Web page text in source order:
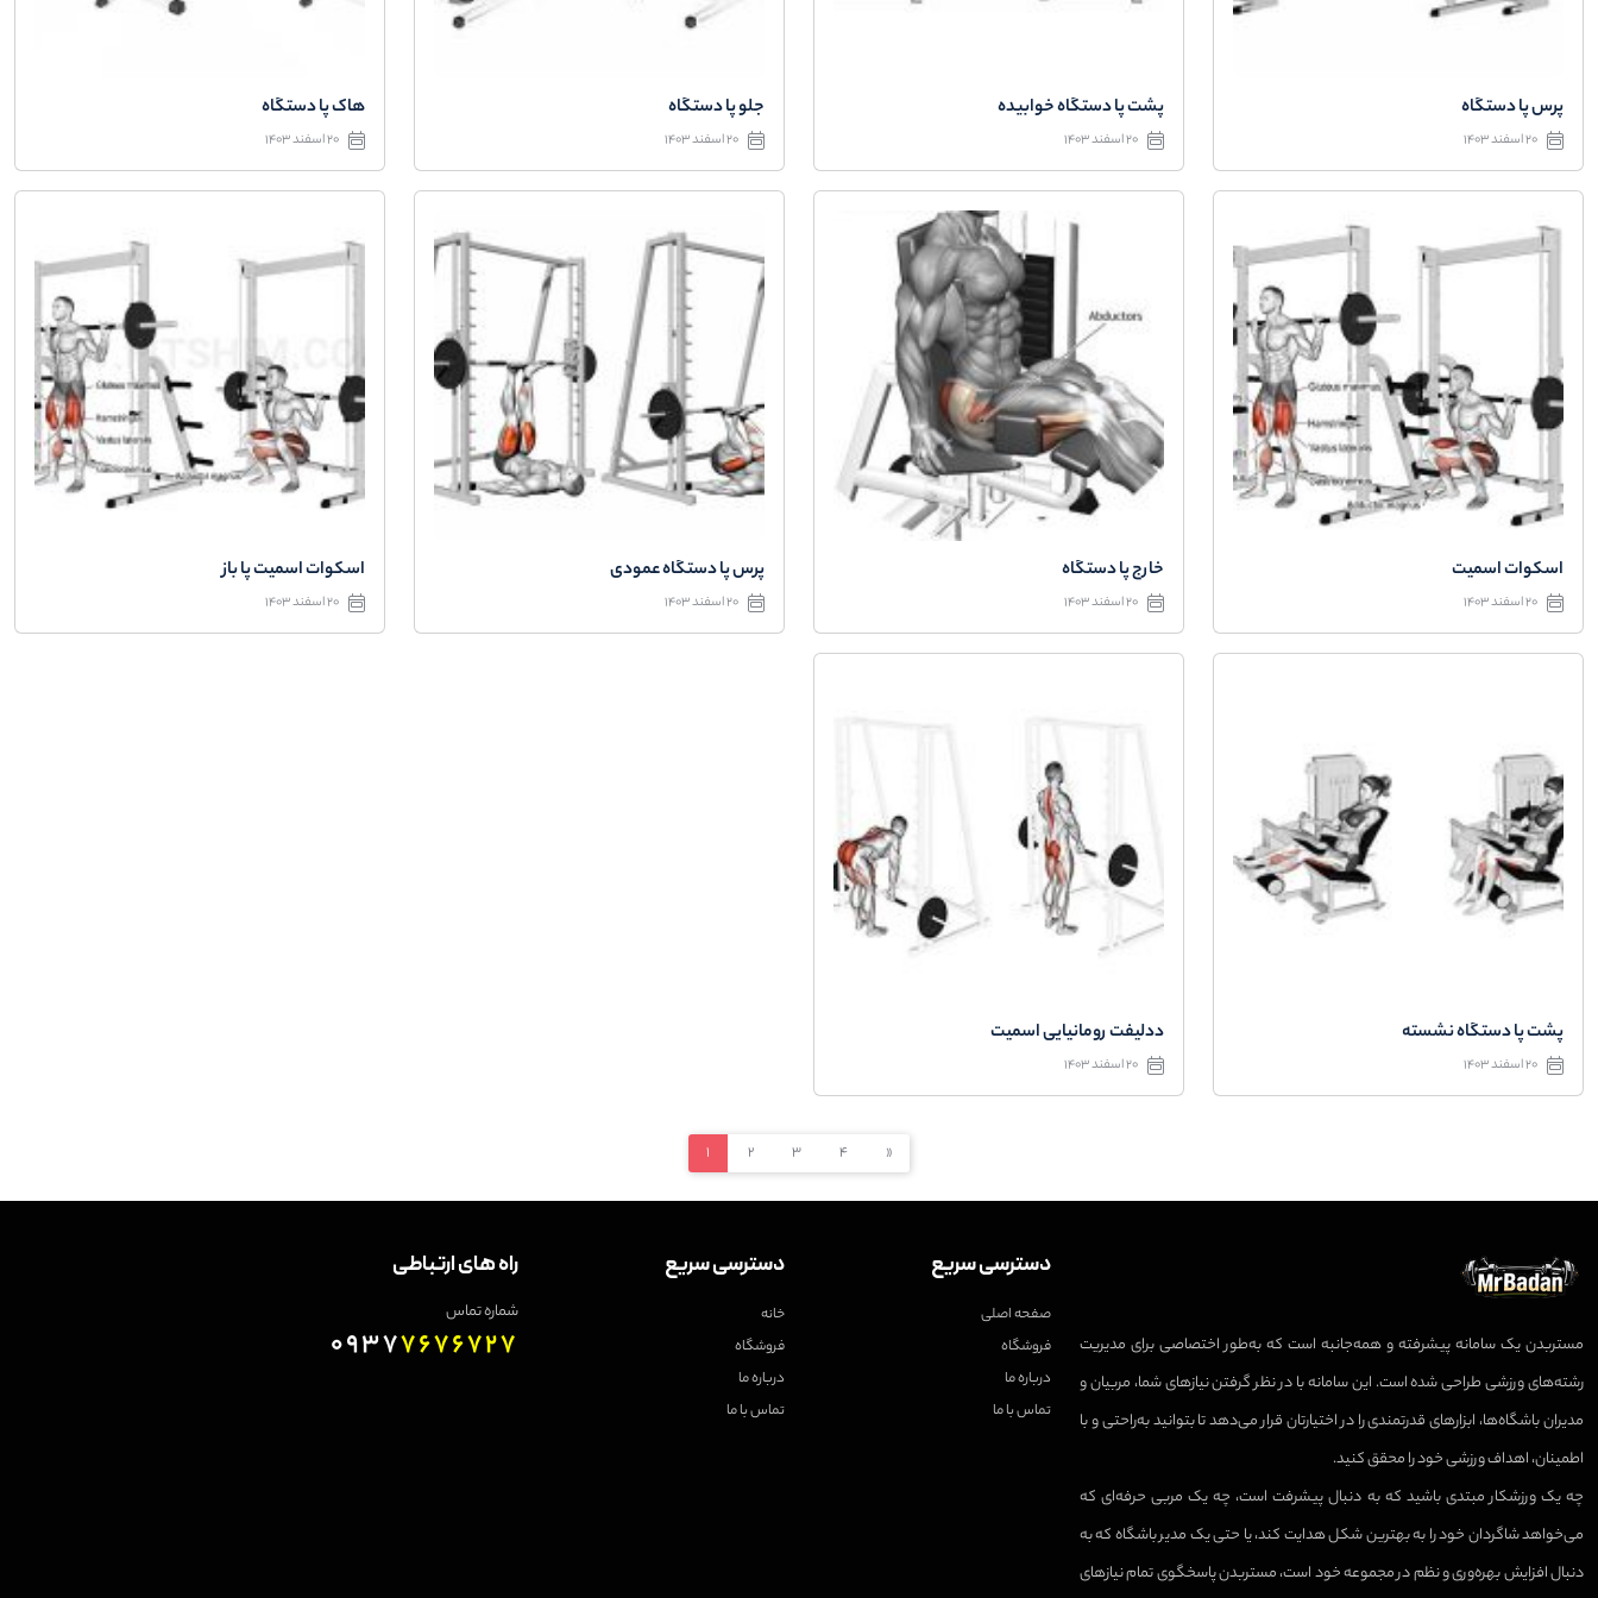
پرس پا دستگاه
20 اسفند 1403
پشت پا دستگاه خوابیده
20 اسفند 1403
جلو پا دستگاه
20 اسفند 1403
هاک پا دستگاه
20 اسفند 1403
اسکوات اسمیت
20 اسفند 1403
خارج پا دستگاه
20 اسفند 1403
پرس پا دستگاه عمودی
20 اسفند 1403
اسکوات اسمیت پا باز
20 اسفند 1403
پشت پا دستگاه نشسته
20 اسفند 1403
ددلیفت رومانیایی اسمیت
20 اسفند 1403
1 2 3 4 »
مستربدن یک سامانه پیشرفته و همه‌جانبه است که به‌طور اختصاصی برای مدیریت
رشته‌های ورزشی طراحی شده است. این سامانه با در نظر گرفتن نیازهای شما، مربیان و
مدیران باشگاه‌ها، ابزارهای قدرتمندی را در اختیارتان قرار می‌دهد تا بتوانید به‌راحتی و با
اطمینان، اهداف ورزشی خود را محقق کنید.
چه یک ورزشکار مبتدی باشید که به دنبال پیشرفت است، چه یک مربی حرفه‌ای که
می‌خواهد شاگردان خود را به بهترین شکل هدایت کند، یا حتی یک مدیر باشگاه که به
دنبال افزایش بهره‌وری و نظم در مجموعه خود است، مستربدن پاسخگوی تمام نیازهای
دسترسی سریع
صفحه اصلی
فروشگاه
درباره ما
تماس با ما
دسترسی سریع
خانه
فروشگاه
درباره ما
تماس با ما
راه های ارتباطی
شماره تماس
09377676727